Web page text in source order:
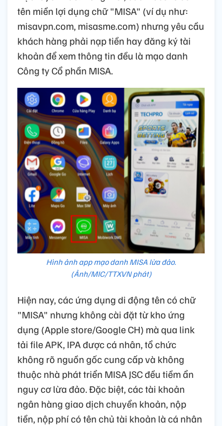
tên miền lợi dụng chữ "MISA" (ví dụ như:
misavpn.com, misasme.com) nhưng yêu cầu
khách hàng phải nạp tiền hay đăng ký tài
khoản để xem thông tin đều là mạo danh
Công ty Cổ phần MISA.
Hình ảnh app mạo danh MISA lừa đảo.
(Ảnh/MIC/TTXVN phát)
Hiện nay, các ứng dụng di động tên có chữ
"MISA" nhưng không cài đặt từ kho ứng
dụng (Apple store/Google CH) mà qua link
tải file APK, IPA được cá nhân, tổ chức
không rõ nguồn gốc cung cấp và không
thuộc nhà phát triển MISA JSC đều tiềm ẩn
nguy cơ lừa đảo. Đặc biệt, các tài khoản
ngân hàng giao dịch chuyển khoản, nộp
tiền, nộp phí có tên chủ tài khoản là cá nhân